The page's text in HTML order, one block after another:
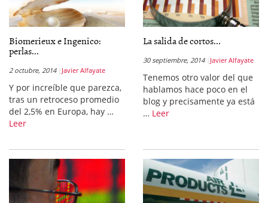
Biomerieux e Ingenico:
perlas...
2 octubre, 2014 Javier Alfayate
Y por increíble que parezca,
tras un retroceso promedio
del 2,5% en Europa, hay …
Leer
La salida de cortos...
30 septiembre, 2014 Javier Alfayate
Tenemos otro valor del que
hablamos hace poco en el
blog y precisamente ya está
… Leer